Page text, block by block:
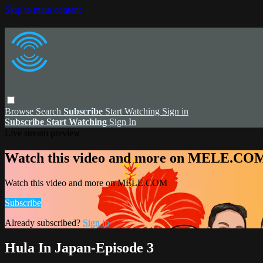
Skip to main content
Browse Search Subscribe Start Watching Sign in
Subscribe Start Watching Sign In
Watch this video and more on
Watch this video and more on MELE.COM
Subscribe
Already subscribed? Sign in
Hula In Japan-Episode 3